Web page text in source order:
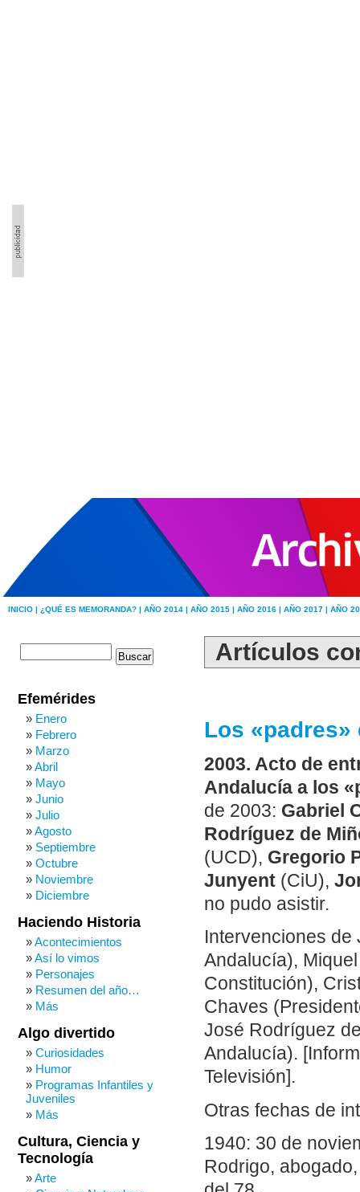
INICIO | ¿QUÉ ES MEMORANDA? | AÑO 2014 | AÑO 2015 | AÑO 2016 | AÑO 2017 | AÑO
Artículos
Los «padres»
2003. Acto de
Andalucía a los
de 2003: Gabriel
Rodríguez de
(UCD), Gregorio
Junyent (CiU),
no pudo asistir.
Intervenciones de
Andalucía),
Constitución),
Chaves
José Rodríguez
Andalucía).
Televisión].
Otras fechas de
1940: 30 de
Rodrigo,
Efemérides
Enero
Febrero
Marzo
Abril
Mayo
Junio
Julio
Agosto
Septiembre
Octubre
Noviembre
Diciembre
Haciendo Historia
Acontecimientos
Así lo vimos
Personajes
Resumen del año…
Más
Algo divertido
Curiosidades
Humor
Programas Infantiles y
Juveniles
Más
Cultura, Ciencia y
Tecnología
Arte